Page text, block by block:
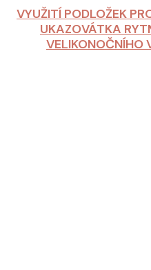
VYUŽITÍ PODLOŽEK
UKAZOVÁTKA